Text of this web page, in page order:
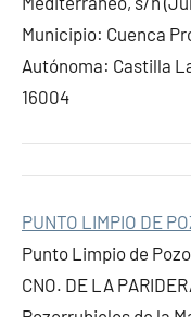
Municipio: Cuenca
Autónoma: Castilla
16004
PUNTO LIMPIO DE
Punto Limpio de
CNO. DE LA